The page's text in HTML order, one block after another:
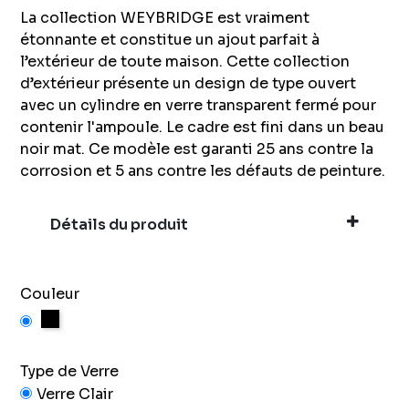
La collection WEYBRIDGE est vraiment
étonnante et constitue un ajout parfait à
l’extérieur de toute maison. Cette collection
d’extérieur présente un design de type ouvert
avec un cylindre en verre transparent fermé pour
contenir l'ampoule. Le cadre est fini dans un beau
noir mat. Ce modèle est garanti 25 ans contre la
corrosion et 5 ans contre les défauts de peinture.
Détails du produit
Couleur
Type de Verre
Verre Clair